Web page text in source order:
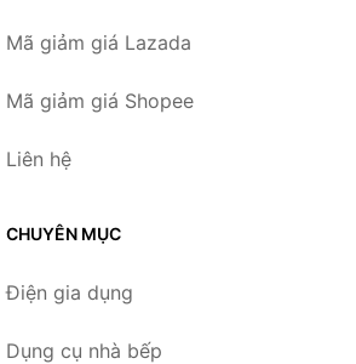
Mã giảm giá Lazada
Mã giảm giá Shopee
Liên hệ
CHUYÊN MỤC
Điện gia dụng
Dụng cụ nhà bếp